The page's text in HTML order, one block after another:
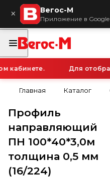
× Вегос-М
Приложение в
кабинете. Для
Главная Каталог
Профиль
направляющий
ПН 100*40*3,0м
толщина 0,5 мм
(16/224)